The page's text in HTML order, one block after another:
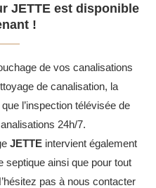
JETTE est disponible
!
de vos canalisations
de canalisation, la
l’inspection télévisée de
24h/7.
JETTE intervient également
septique ainsi que pour tout
pas à nous contacter